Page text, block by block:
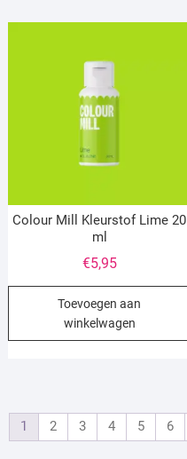
Colour Mill Kleurstof Lime 20
ml
€5,95
Toevoegen aan
winkelwagen
1 2 3 4 5 6